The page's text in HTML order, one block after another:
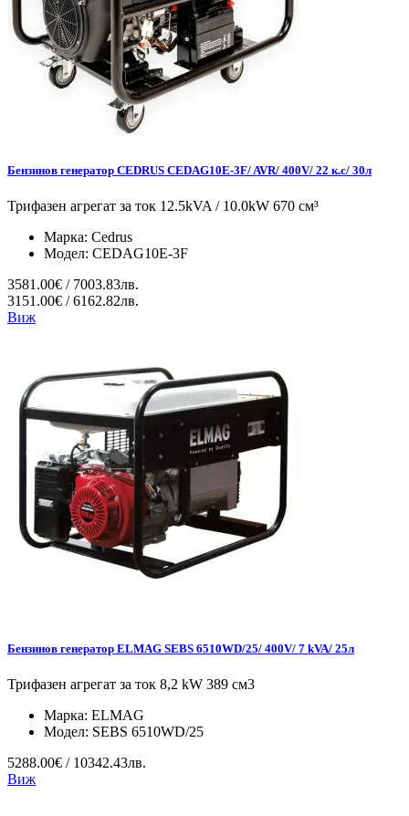
Бензинов генератор CEDRUS CEDAG10E-3F/ AVR/ 400V/ 22 к.с/ 30л
Трифазен агрегат за ток 12.5kVA / 10.0kW 670 см³
Марка: Cedrus
Модел: CEDAG10E-3F
3581.00€ / 7003.83лв.
3151.00€ / 6162.82лв.
Виж
Бензинов генератор ELMAG SEBS 6510WD/25/ 400V/ 7 kVA/ 25л
Трифазен агрегат за ток 8,2 kW 389 см3
Марка: ELMAG
Модел: SEBS 6510WD/25
5288.00€ / 10342.43лв.
Виж